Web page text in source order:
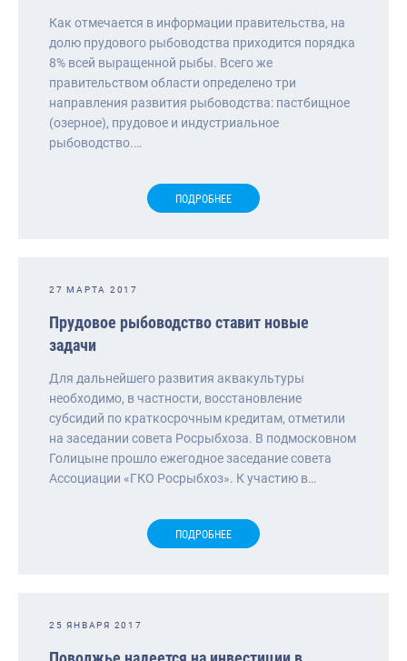
Как отмечается в информации правительства, на
долю прудового рыбоводства приходится порядка
8% всей выращенной рыбы. Всего же
правительством области определено три
направления развития рыбоводства: пастбищное
(озерное), прудовое и индустриальное
рыбоводство.…
ПОДРОБНЕЕ
27 МАРТА 2017
Прудовое рыбоводство ставит новые
задачи
Для дальнейшего развития аквакультуры
необходимо, в частности, восстановление
субсидий по краткосрочным кредитам, отметили
на заседании совета Росрыбхоза. В подмосковном
Голицыне прошло ежегодное заседание совета
Ассоциации «ГКО Росрыбхоз». К участию в…
ПОДРОБНЕЕ
25 ЯНВАРЯ 2017